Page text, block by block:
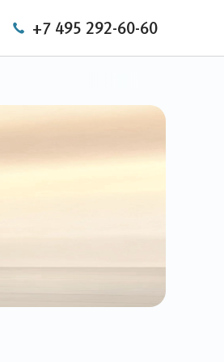
+7 495 292-60-60